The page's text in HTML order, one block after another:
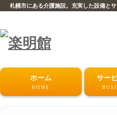
札幌市にある介護施設。充実した設備と
ホーム
HOME
サー